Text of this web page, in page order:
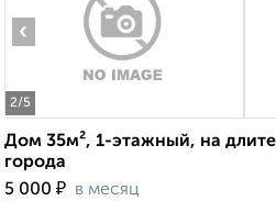
2/5
‹
Дом 35м², 1-этажный, на
города
5 000 ₽ в месяц